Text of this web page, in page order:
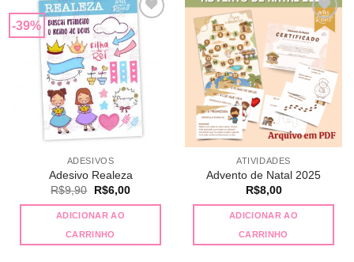
-39%
Adicionar
a lista de
desejos
ADESIVOS
Adesivo Realeza
R$9,90 O
original
era:
R$9,90.
R$6,00O
ADICIONAR AO
CARRINHO
Adicionar
a lista de
desejos
ATIVIDADES
Advento de Natal 2025
R$8,00
ADICIONAR AO
CARRINHO